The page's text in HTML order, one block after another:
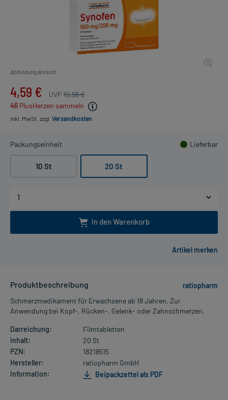
Abbildung ähnlich
4,59 € UVP10,98 €
46 PlusHerzen sammeln
inkl. MwSt. zzgl. Versandkosten
Packungseinheit Lieferbar
10 St 20 St
In den Warenkorb
Produktbeschreibung
ratiopharm
Schmerzmedikament für Erwachsene ab 18 Jahren. Zur
Anwendung bei Kopf-, Rücken-, Gelenk- oder Zahnschmerzen.
Darreichung:
Filmtabletten
Inhalt:
20 St
PZN:
18218515
Hersteller:
ratiopharm GmbH
Information:
Beipackzettel als PDF